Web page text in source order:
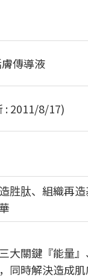
傳導液
: 2011/8/17)
胜肽、組織再
大關鍵『能量
同時解決造成肌